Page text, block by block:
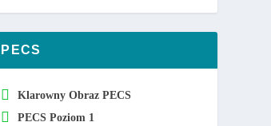
PECS
Klarowny Obraz PECS
PECS Poziom 1